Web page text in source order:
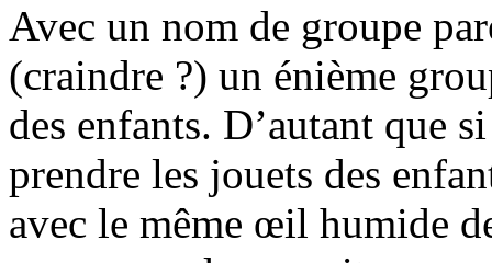
Avec un nom de groupe
(craindre ?) un énième
des enfants. D’autant que
prendre les jouets des
avec le même œil humide